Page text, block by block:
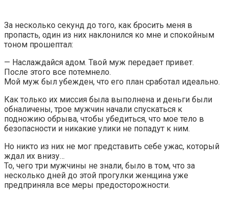
За несколько секунд до того, как бросить меня в
пропасть, один из них наклонился ко мне и спокойным
тоном прошептал:
— Наслаждайся адом. Твой муж передает привет.
После этого все потемнело.
Мой муж был убежден, что его план сработал идеально.
Как только их миссия была выполнена и деньги были
обналичены, трое мужчин начали спускаться к
подножию обрыва, чтобы убедиться, что мое тело в
безопасности и никакие улики не попадут к ним.
Но никто из них не мог представить себе ужас, который
ждал их внизу…
То, чего три мужчины не знали, было в том, что за
несколько дней до этой прогулки женщина уже
предприняла все меры предосторожности.